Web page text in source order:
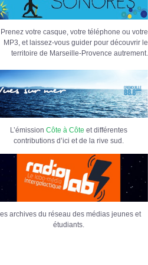
Prenez votre casque, votre téléphone ou votre
MP3, et laissez-vous guider pour découvrir le
territoire de Marseille-Provence autrement.
L’émission Côte à Côte et différentes
contributions d’ici et de la rive sud.
archives du réseau des médias jeunes et
étudiants.